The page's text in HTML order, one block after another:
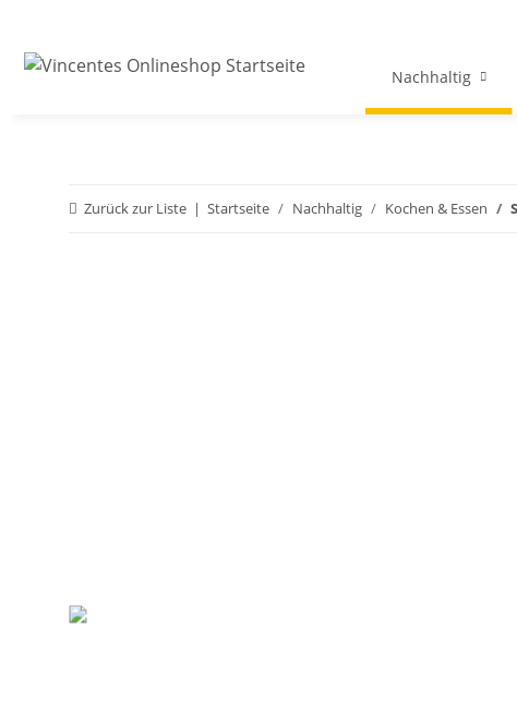
Nachhaltig
Zurück zur Liste Startseite Nachhaltig Kochen & Essen